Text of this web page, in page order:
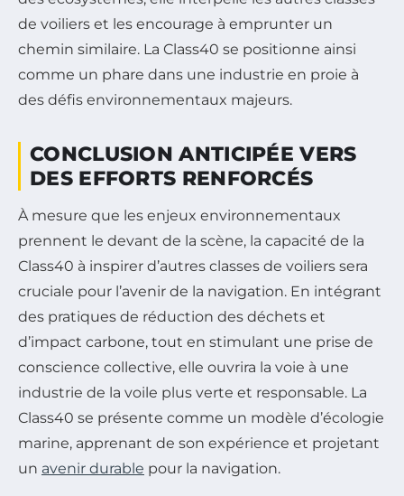
de voiliers et les encourage à emprunter un
chemin similaire. La Class40 se positionne ainsi
comme un phare dans une industrie en proie à
des défis environnementaux majeurs.
CONCLUSION ANTICIPÉE VERS
DES EFFORTS RENFORCÉS
À mesure que les enjeux environnementaux
prennent le devant de la scène, la capacité de la
Class40 à inspirer d’autres classes de voiliers sera
cruciale pour l’avenir de la navigation. En intégrant
des pratiques de réduction des déchets et
d’impact carbone, tout en stimulant une prise de
conscience collective, elle ouvrira la voie à une
industrie de la voile plus verte et responsable. La
Class40 se présente comme un modèle d’écologie
marine, apprenant de son expérience et projetant
un avenir durable pour la navigation.